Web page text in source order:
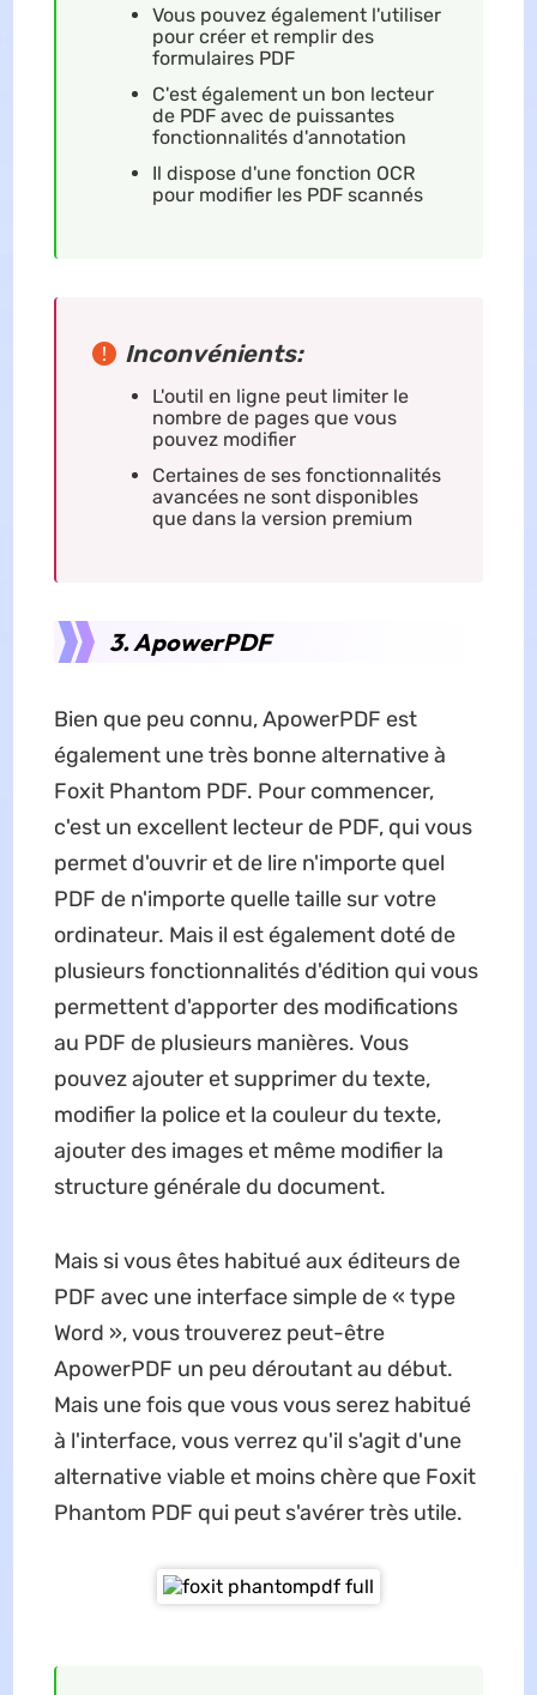
Vous pouvez également l'utiliser
pour créer et remplir des
formulaires PDF
C'est également un bon lecteur
de PDF avec de puissantes
fonctionnalités d'annotation
Il dispose d'une fonction OCR
pour modifier les PDF scannés
Inconvénients:
L'outil en ligne peut limiter le
nombre de pages que vous
pouvez modifier
Certaines de ses fonctionnalités
avancées ne sont disponibles
que dans la version premium
3. ApowerPDF
Bien que peu connu, ApowerPDF est
également une très bonne alternative à
Foxit Phantom PDF. Pour commencer,
c'est un excellent lecteur de PDF, qui vous
permet d'ouvrir et de lire n'importe quel
PDF de n'importe quelle taille sur votre
ordinateur. Mais il est également doté de
plusieurs fonctionnalités d'édition qui vous
permettent d'apporter des modifications
au PDF de plusieurs manières. Vous
pouvez ajouter et supprimer du texte,
modifier la police et la couleur du texte,
ajouter des images et même modifier la
structure générale du document.
Mais si vous êtes habitué aux éditeurs de
PDF avec une interface simple de « type
Word », vous trouverez peut-être
ApowerPDF un peu déroutant au début.
Mais une fois que vous vous serez habitué
à l'interface, vous verrez qu'il s'agit d'une
alternative viable et moins chère que Foxit
Phantom PDF qui peut s'avérer très utile.